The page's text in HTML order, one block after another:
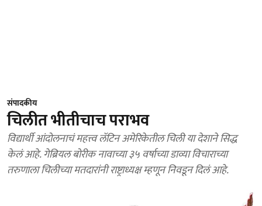
संपादकीय
चिलीत भीतीचाच पराभव
विद्यार्थी आंदोलनाचं महत्त्व लॅटिन अमेरिकेतील चिली या देशाने सिद्ध
केलं आहे. गेब्रियल बोरीक नावाच्या ३५ वर्षाच्या डाव्या विचाराच्या
तरुणाला चिलीच्या मतदारांनी राष्ट्राध्यक्ष म्हणून निवडून दिलं आहे.